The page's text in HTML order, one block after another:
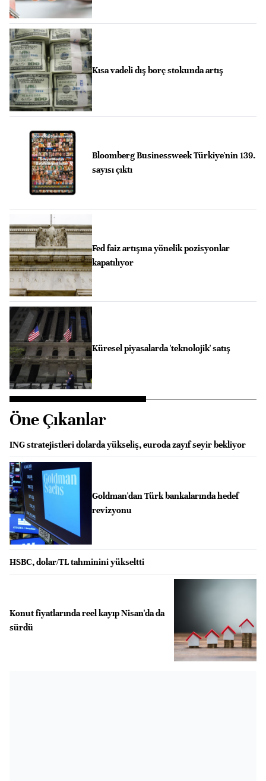
Kısa vadeli dış borç stokunda artış
Bloomberg Businessweek Türkiye'nin 139.
sayısı çıktı
Fed faiz artışına yönelik pozisyonlar
kapatılıyor
Küresel piyasalarda 'teknolojik' satış
Öne Çıkanlar
ING stratejistleri dolarda yükseliş, euroda zayıf seyir bekliyor
Goldman'dan Türk bankalarında hedef
revizyonu
HSBC, dolar/TL tahminini yükseltti
Konut fiyatlarında reel kayıp Nisan'da da
sürdü